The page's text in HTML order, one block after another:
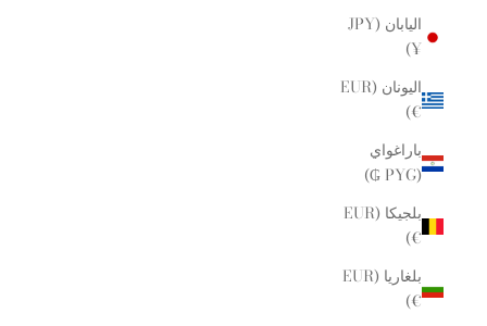
اليابان (JPY
¥)
اليونان (EUR
€)
باراغواي
(PYG ₲)
بلجيكا (EUR
€)
بلغاريا (EUR
€)